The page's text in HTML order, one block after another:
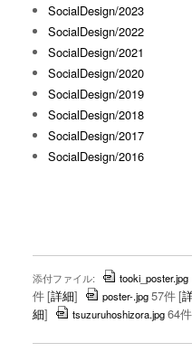
SocialDesign/2023
SocialDesign/2022
SocialDesign/2021
SocialDesign/2020
SocialDesign/2019
SocialDesign/2018
SocialDesign/2017
SocialDesign/2016
添付ファイル: tooki_poster.jpg
件[詳細] poster-.jpg57件[
細] tsuzuruhoshizora.jpg64件